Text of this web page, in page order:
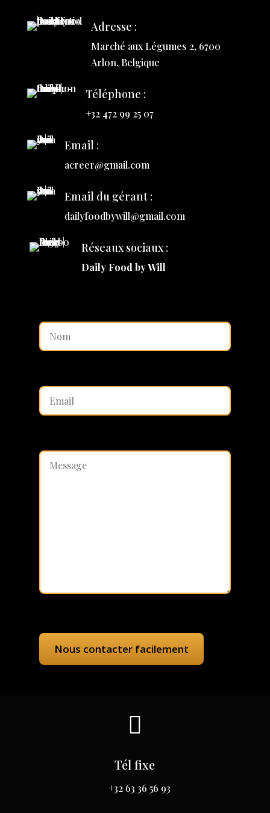
Adresse :
Marché aux Légumes 2, 6700
Arlon, Belgique
Téléphone :
+32 472 99 25 07
Email :
acreer@gmail.com
Email du gérant :
dailyfoodbywill@gmail.com
Réseaux sociaux :
Daily Food by Will

Tél fixe
+32 63 36 56 93